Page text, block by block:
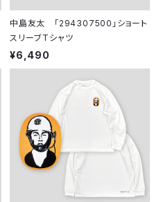
中島友太 「294307500」ショート
スリーブTシャツ
¥6,490